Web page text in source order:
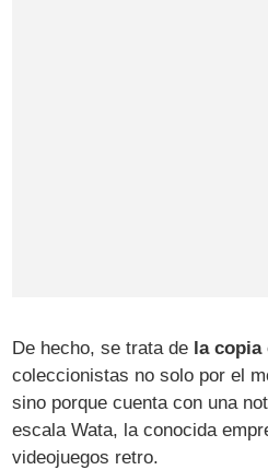
De hecho, se trata de la copia
coleccionistas no solo por el
sino porque cuenta con una
escala Wata, la conocida
videojuegos retro.